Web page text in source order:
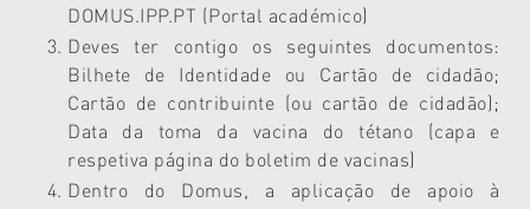
DOMUS.IPP.PT (Portal académico)
Deves ter contigo os seguintes documentos:
Bilhete de Identidade ou Cartão de cidadão;
Cartão de contribuinte (ou cartão de cidadão);
Data da toma da vacina do tétano (capa e
respetiva página do boletim de vacinas)
Dentro do Domus, a aplicação de apoio à